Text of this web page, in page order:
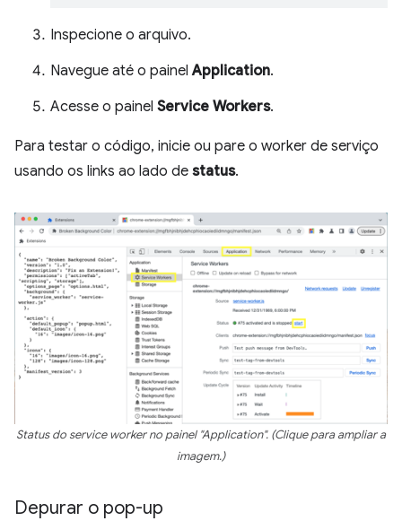
Inspecione o arquivo.
Navegue até o painelApplication.
Acesse o painel Service Workers.
Para testar o código, inicie ou pare o worker de serviço
usando os links ao lado de status.
Status do service worker no painel "Application". (Clique para ampliar a
imagem.)
Depurar o pop-up